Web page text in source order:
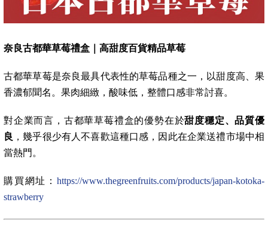
奈良古都華草莓禮盒｜高甜度百貨精品草莓
古都華草莓是奈良最具代表性的草莓品種之一，以甜度高、果
香濃郁聞名。果肉細緻，酸味低，整體口感非常討喜。
對企業而言，古都華草莓禮盒的優勢在於甜度穩定、品質優
良 ，幾乎很少有人不喜歡這種口感，因此在企業送禮市場中相
當熱門。
購買網址： https://www.thegreenfruits.com/products/japan-kotoka-
strawberry